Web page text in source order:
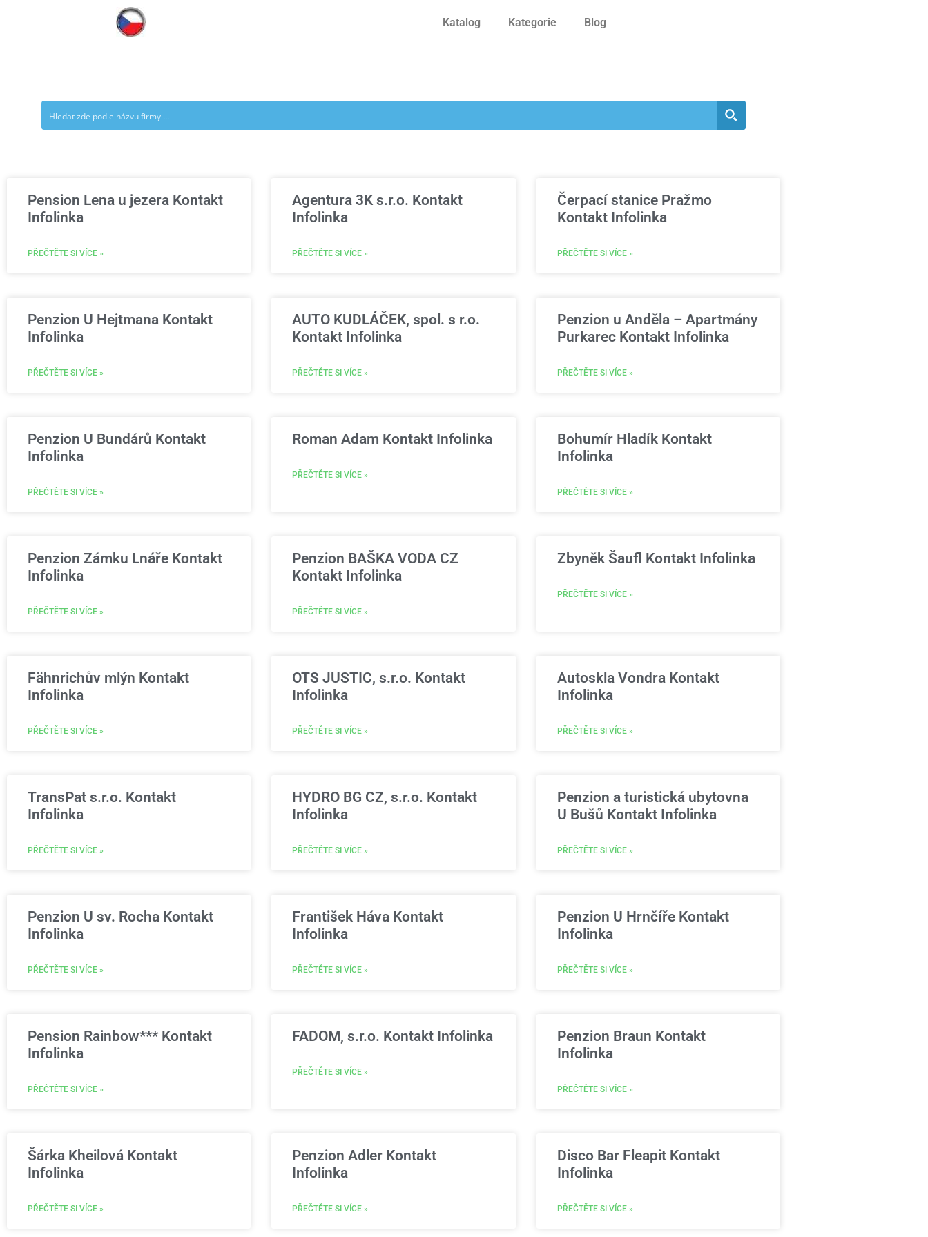
Katalog Kategorie Blog
Pension Lena u jezera Kontakt
Infolinka
PŘEČTĚTE SI VÍCE »
Agentura 3K s.r.o. Kontakt
Infolinka
PŘEČTĚTE SI VÍCE »
Čerpací stanice Pražmo
Kontakt Infolinka
PŘEČTĚTE SI VÍCE »
Penzion U Hejtmana Kontakt
Infolinka
PŘEČTĚTE SI VÍCE »
AUTO KUDLÁČEK, spol. s r.o.
Kontakt Infolinka
PŘEČTĚTE SI VÍCE »
Penzion u Anděla – Apartmány
Purkarec Kontakt Infolinka
PŘEČTĚTE SI VÍCE »
Penzion U Bundárů Kontakt
Infolinka
PŘEČTĚTE SI VÍCE »
Roman Adam Kontakt Infolinka
PŘEČTĚTE SI VÍCE »
Bohumír Hladík Kontakt
Infolinka
PŘEČTĚTE SI VÍCE »
Penzion Zámku Lnáře Kontakt
Infolinka
PŘEČTĚTE SI VÍCE »
Penzion BAŠKA VODA CZ
Kontakt Infolinka
PŘEČTĚTE SI VÍCE »
Zbyněk Šaufl Kontakt Infolinka
PŘEČTĚTE SI VÍCE »
Fähnrichův mlýn Kontakt
Infolinka
PŘEČTĚTE SI VÍCE »
OTS JUSTIC, s.r.o. Kontakt
Infolinka
PŘEČTĚTE SI VÍCE »
Autoskla Vondra Kontakt
Infolinka
PŘEČTĚTE SI VÍCE »
TransPat s.r.o. Kontakt
Infolinka
PŘEČTĚTE SI VÍCE »
HYDRO BG CZ, s.r.o. Kontakt
Infolinka
PŘEČTĚTE SI VÍCE »
Penzion a turistická ubytovna
U Bušů Kontakt Infolinka
PŘEČTĚTE SI VÍCE »
Penzion U sv. Rocha Kontakt
Infolinka
PŘEČTĚTE SI VÍCE »
František Háva Kontakt
Infolinka
PŘEČTĚTE SI VÍCE »
Penzion U Hrnčíře Kontakt
Infolinka
PŘEČTĚTE SI VÍCE »
Pension Rainbow*** Kontakt
Infolinka
PŘEČTĚTE SI VÍCE »
FADOM, s.r.o. Kontakt Infolinka
PŘEČTĚTE SI VÍCE »
Penzion Braun Kontakt
Infolinka
PŘEČTĚTE SI VÍCE »
Šárka Kheilová Kontakt
Infolinka
PŘEČTĚTE SI VÍCE »
Penzion Adler Kontakt
Infolinka
PŘEČTĚTE SI VÍCE »
Disco Bar Fleapit Kontakt
Infolinka
PŘEČTĚTE SI VÍCE »